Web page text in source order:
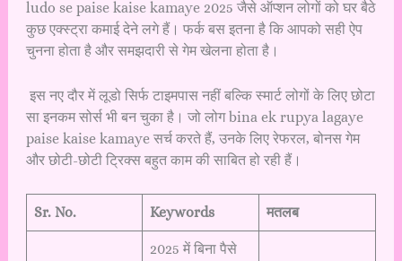
ludo se paise kaise kamaye 2025 जैसे ऑप्शन लोगों को घर बैठे
कुछ एक्स्ट्रा कमाई देने लगे हैं। फर्क बस इतना है कि आपको सही ऐप
चुनना होता है और समझदारी से गेम खेलना होता है।
इस नए दौर में लूडो सिर्फ टाइमपास नहीं बल्कि स्मार्ट लोगों के लिए छोटा
सा इनकम सोर्स भी बन चुका है। जो लोग bina ek rupya lagaye
paise kaise kamaye सर्च करते हैं, उनके लिए रेफरल, बोनस गेम
और छोटी-छोटी ट्रिक्स बहुत काम की साबित हो रही हैं।
Sr. No. Keywords मतलब
2025 में बिना पैसे